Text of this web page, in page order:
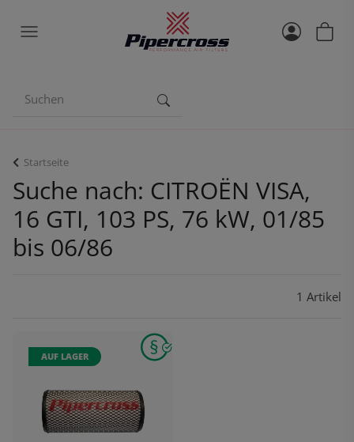
Startseite
Suche nach: CITROËN VISA,
16 GTI, 103 PS, 76 kW, 01/85
bis 06/86
1 Artikel
AUF LAGER